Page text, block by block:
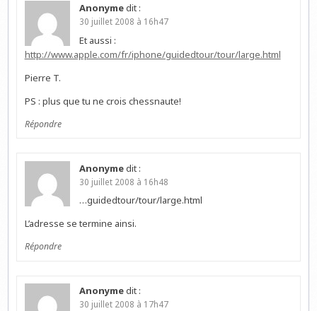
Anonymedit :
30 juillet 2008 à 16h47
Et aussi :
http://www.apple.com/fr/iphone/guidedtour/tour/large.html
Pierre T.
PS : plus que tu ne crois chessnaute!
Répondre
Anonymedit :
30 juillet 2008 à 16h48
…guidedtour/tour/large.html
L’adresse se termine ainsi.
Répondre
Anonymedit :
30 juillet 2008 à 17h47